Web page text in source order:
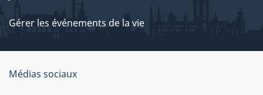
Gérer les événements de la vie
Organisation
Médias sociaux